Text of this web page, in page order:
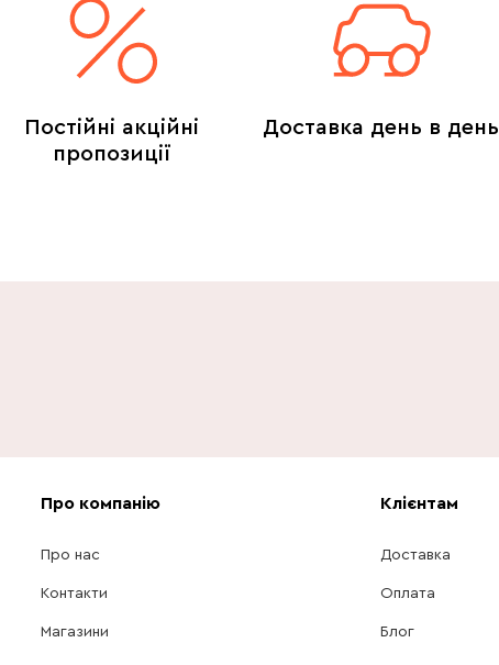
Постійні акційні
пропозиції
Доставка день в день
Про компанію
Про нас
Контакти
Магазини
Клієнтам
Доставка
Оплата
Блог